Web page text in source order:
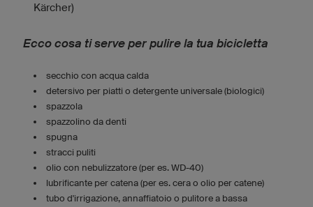
Kärcher)
Ecco cosa ti serve per pulire la tua bicicletta
secchio con acqua calda
detersivo per piatti o detergente universale (biologici)
spazzola
spazzolino da denti
spugna
stracci puliti
olio con nebulizzatore (per es. WD-40)
lubrificante per catena (per es. cera o olio per catene)
tubo d'irrigazione, annaffiatoio o pulitore a bassa